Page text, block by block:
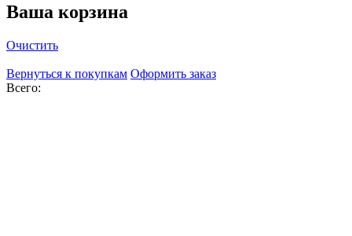
Ваша корзина
Очистить
Вернуться к покупкам Оформить заказ
Всего: